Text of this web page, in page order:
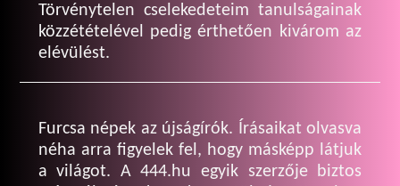
Törvénytelen cselekedeteim tanulságainak
közzétételével pedig érthetően kivárom az
elévülést.
Furcsa népek az újságírók. Írásaikat olvasva
néha arra figyelek fel, hogy másképp látjuk
a világot. A 444.hu egyik szerzője biztos